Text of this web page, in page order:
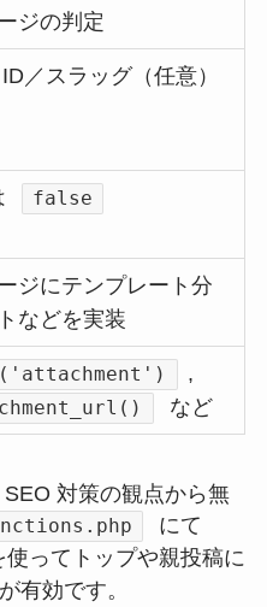
ジの判定
／スラッグ（任意）
false
ジにテンプレート分
などを実装
,
など
対策の観点から無
にて
使ってトップや親投稿に
有効です。